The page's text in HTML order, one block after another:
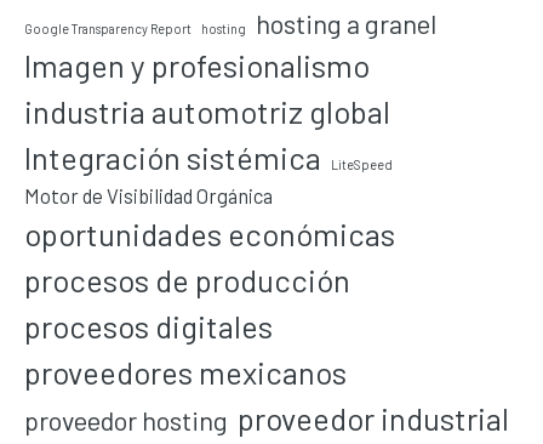
Google Transparency Report hosting hosting a granel
Imagen y profesionalismo
industria automotriz global
Integración sistémica
LiteSpeed
Motor de Visibilidad Orgánica
oportunidades económicas
procesos de producción
procesos digitales
proveedores mexicanos
proveedor hosting proveedor industrial